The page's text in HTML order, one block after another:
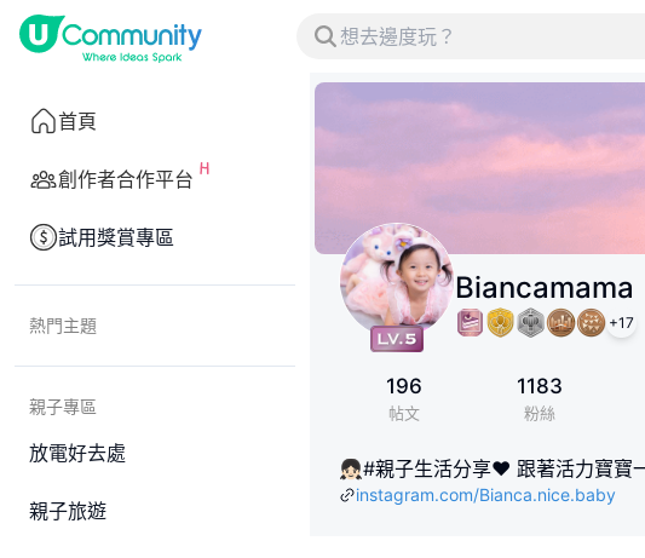
首頁
創作者合作平台
試用獎賞專區
熱門主題
親子專區
放電好去處
親子旅遊
Biancamama
+17
196
帖文
1183
粉絲
👧🏻#親子生活分享❤️ 跟著活力寶
instagram.com/Bianca.nice.baby